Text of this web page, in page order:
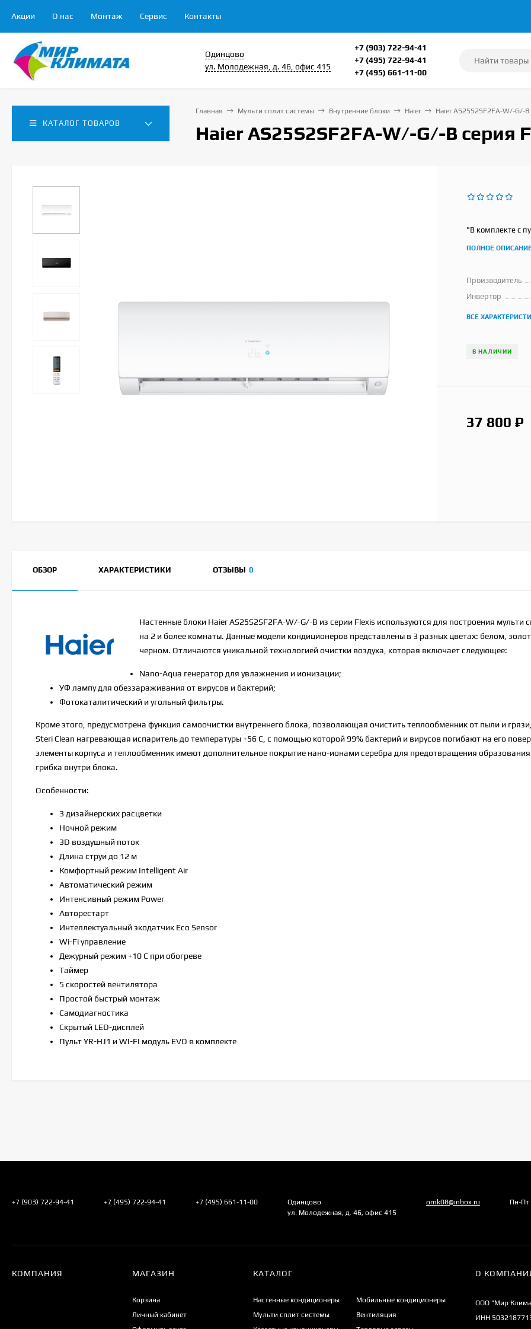
Акции О нас Монтаж Сервис Контакты
Одинцово
ул. Молодежная, д. 46, офис 415
+7 (903) 722-94-41
+7 (495) 722-94-41
+7 (495) 661-11-00
КАТАЛОГ ТОВАРОВ
Главная Мульти сплит системы Внутренние блоки Haier Haier AS25S2SF2FA-W/-G/-
Haier AS25S2SF2FA-W/-G/-B серия
"В комплекте с
ПОЛНОЕ
Производитель
Инвертор
ВСЕ
В НАЛИЧИИ
37 800₽
ОБЗОР ХАРАКТЕРИСТИКИ ОТЗЫВЫ 0
Настенные блоки Haier AS25S2SF2FA-W/-G/-B из серии Flexis используются для построения мульти
на 2 и более комнаты. Данные модели кондиционеров представлены в 3 разных цветах: белом,
черном. Отличаются уникальной технологией очистки воздуха, которая включает следующее:
Nano-Aqua генератор для увлажнения и ионизации;
УФ лампу для обеззараживания от вирусов и бактерий;
Фотокаталитический и угольный фильтры.
Кроме этого, предусмотрена функция самоочистки внутреннего блока, позволяющая очистить теплообменник от пыли и
Steri Clean нагревающая испаритель до температуры +56 C, с помощью которой 99% бактерий и вирусов погибают на его
элементы корпуса и теплообменник имеют дополнительное покрытие нано-ионами серебра для предотвращения
грибка внутри блока.
Особенности:
3 дизайнерских расцветки
Ночной режим
3D воздушный поток
Длина струи до 12 м
Комфортный режим Intelligent Air
Автоматический режим
Интенсивный режим Power
Авторестарт
Интеллектуальный экодатчик Eco Sensor
Wi-Fi управление
Дежурный режим +10 С при обогреве
Таймер
5 скоростей вентилятора
Простой быстрый монтаж
Самодиагностика
Скрытый LED-дисплей
Пульт YR-HJ1 и WI-FI модуль EVO в комплекте
+7 (903) 722-94-41 +7 (495) 722-94-41 +7 (495) 661-11-00
Одинцово
ул. Молодежная, д. 46, офис 415
omk08@inbox.ru Пн-
КОМПАНИЯ МАГАЗИН
Корзина
Личный кабинет
КАТАЛОГ
Настенные кондиционеры
Мульти сплит системы
Мобильные кондиционеры
Вентиляция
О
ООО "Мир
ИНН